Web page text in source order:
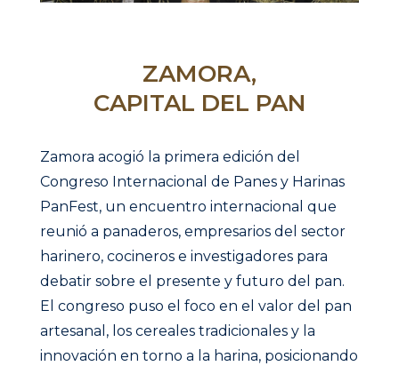
ZAMORA,
CAPITAL DEL PAN
Zamora acogió la primera edición del
Congreso Internacional de Panes y Harinas
PanFest, un encuentro internacional que
reunió a panaderos, empresarios del sector
harinero, cocineros e investigadores para
debatir sobre el presente y futuro del pan.
El congreso puso el foco en el valor del pan
artesanal, los cereales tradicionales y la
innovación en torno a la harina, posicionando